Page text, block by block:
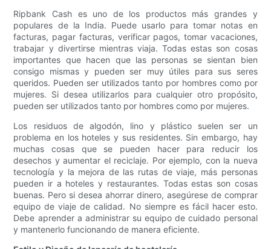
Ripbank Cash es uno de los productos más grandes y
populares de la India. Puede usarlo para tomar notas en
facturas, pagar facturas, verificar pagos, tomar vacaciones,
trabajar y divertirse mientras viaja. Todas estas son cosas
importantes que hacen que las personas se sientan bien
consigo mismas y pueden ser muy útiles para sus seres
queridos. Pueden ser utilizados tanto por hombres como por
mujeres. Si desea utilizarlos para cualquier otro propósito,
pueden ser utilizados tanto por hombres como por mujeres.
Los residuos de algodón, lino y plástico suelen ser un
problema en los hoteles y sus residentes. Sin embargo, hay
muchas cosas que se pueden hacer para reducir los
desechos y aumentar el reciclaje. Por ejemplo, con la nueva
tecnología y la mejora de las rutas de viaje, más personas
pueden ir a hoteles y restaurantes. Todas estas son cosas
buenas. Pero si desea ahorrar dinero, asegúrese de comprar
equipo de viaje de calidad. No siempre es fácil hacer esto.
Debe aprender a administrar su equipo de cuidado personal
y mantenerlo funcionando de manera eficiente.